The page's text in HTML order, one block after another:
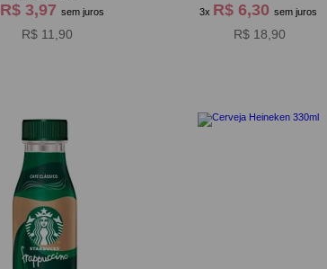
R$ 3,97sem juros
R$ 11,90
3x R$ 6,30 sem juros
R$ 18,90